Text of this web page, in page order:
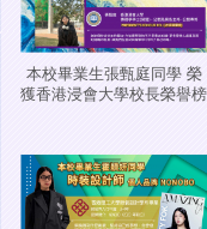
本校畢業生張甄庭同學 榮
獲香港浸會大學校長榮譽榜